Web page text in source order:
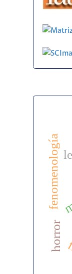
fenomenología
horror